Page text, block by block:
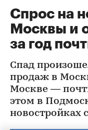
Спрос на
Москвы и
за год
Спад
продаж в
Москве —
этом в
новостройках